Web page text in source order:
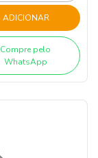
ADICIONAR
Compre pelo
WhatsApp